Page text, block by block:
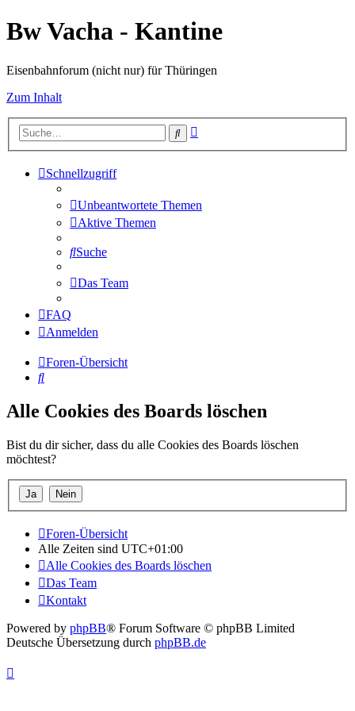
Bw Vacha - Kantine
Eisenbahnforum (nicht nur) für Thüringen
Zum Inhalt
Suche
Schnellzugriff
Unbeantwortete Themen
Aktive Themen
Suche
Das Team
FAQ
Anmelden
Foren-Übersicht
Suche
Alle Cookies des Boards löschen
Bist du dir sicher, dass du alle Cookies des Boards löschen
möchtest?
Foren-Übersicht
Alle Zeiten sind UTC+01:00
Alle Cookies des Boards löschen
Das Team
Kontakt
Powered by phpBB® Forum Software © phpBB Limited
Deutsche Übersetzung durch phpBB.de